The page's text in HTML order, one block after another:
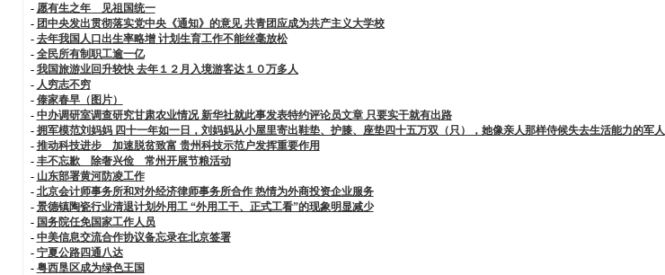
- 愿有生之年 见祖国统一
- 团中央发出贯彻落实党中央《通知》的意见 共青团应成为共产主义大学校
- 去年我国人口出生率略增 计划生育工作不能丝毫放松
- 全民所有制职工逾一亿
- 我国旅游业回升较快 去年１２月入境游客达１０万多人
- 人穷志不穷
- 傣家春早（图片）
- 中办调研室调查研究甘肃农业情况 新华社就此事发表特约评论员文章 只要实干就有出路
- 拥军模范刘妈妈 四十一年如一日，刘妈妈从小屋里寄出鞋垫、护膝、座垫四十五万双（只），她像亲人那样侍候失去生活能力的军人
- 推动科技进步 加速脱贫致富 贵州科技示范户发挥重要作用
- 丰不忘歉 除奢兴俭 常州开展节粮活动
- 山东部署黄河防凌工作
- 北京会计师事务所和对外经济律师事务所合作 热情为外商投资企业服务
- 景德镇陶瓷行业清退计划外用工 “外用工干、正式工看”的现象明显减少
- 国务院任免国家工作人员
- 中美信息交流合作协议备忘录在北京签署
- 宁夏公路四通八达
- 粤西垦区成为绿色王国